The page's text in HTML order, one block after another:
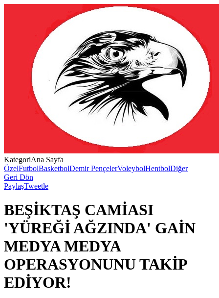
KategoriAna Sayfa
ÖzelFutbolBasketbolDemir PençelerVoleybolHentbolDiğer
Geri Dön
PaylaşTweetle
BEŞİKTAŞ CAMİASI
'YÜREĞİ AĞZINDA' GAİN
MEDYA MEDYA
OPERASYONUNU TAKİP
EDİYOR!